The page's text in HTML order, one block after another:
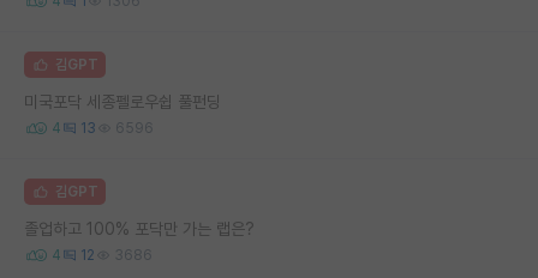
김GPT
미국포닥 세종펠로우쉽 풀펀딩
4 13 6596
김GPT
졸업하고 100% 포닥만 가는 랩은?
4 12 3686